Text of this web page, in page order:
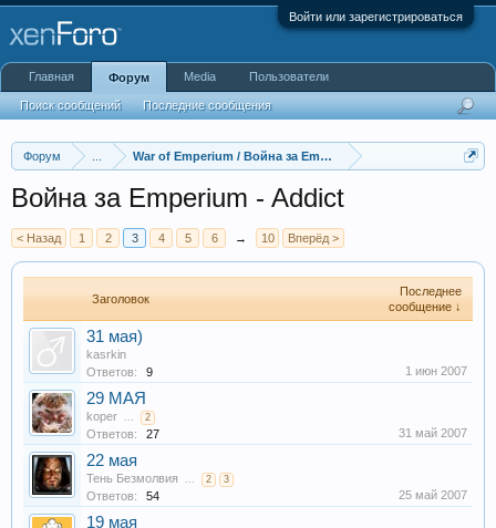
Войти или зарегистрироваться
Форум War of Emperium / Война за Emperium
Война за Emperium - Addict
< Назад 1 2 3 4 5 6 → 10 Вперёд >
Заголовок
Последнее
сообщение ↓
31 мая)
kasrkin
Ответов:
9 1 июн 2007
29 МАЯ
koper ... 2
Ответов: 27 31 май 2007
22 мая
Тень Безмолвия ... 2 3
Ответов: 54 25 май 2007
19 мая
Главная Форум
Поиск сообщений Последние сообщения
Media Пользователи